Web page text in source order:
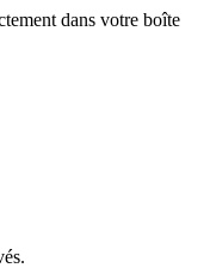
dans votre boîte